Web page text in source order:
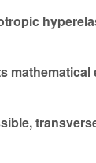
mathematical